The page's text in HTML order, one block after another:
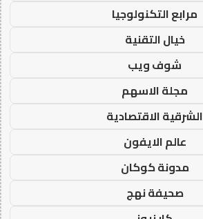
مرابع التكنولوجيا
خيال التقنية
شوف ويب
مجلة الاسهم
الشرقية الاقتصادية
عالم الايفون
مدونة كوكان
صحيفة نهج